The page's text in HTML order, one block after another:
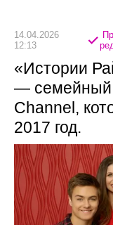
14.04.2026
12:13
«Истории
— семейный
Channel,
2017 год.